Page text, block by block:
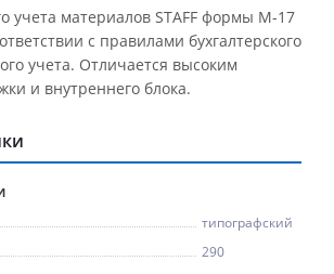
учета материалов STAFF формы М-17
с правилами бухгалтерского
учета. Отличается высоким
и внутреннего блока.
типографский
290